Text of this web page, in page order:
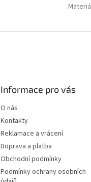
Informace pro vás
O nás
Kontakty
Reklamace a vrácení
Doprava a platba
Obchodní podmínky
Podmínky ochrany osobních